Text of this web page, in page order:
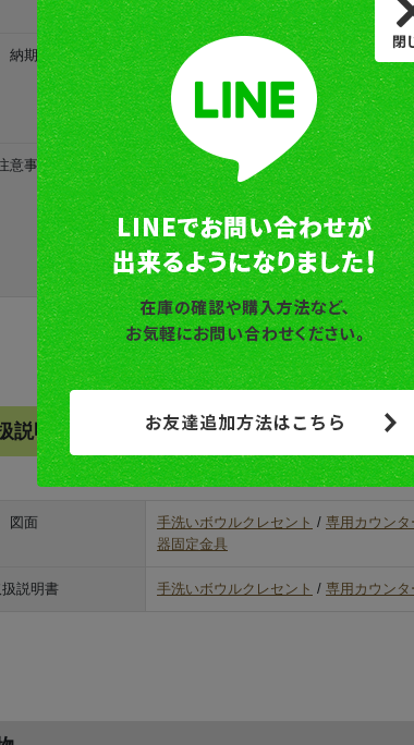
とがあります。
納期
・店内在庫があれば通常１～２営業日で
・売切、メーカー在庫の場合は入荷ま
さい。
・施工日まで置き場所が無い方には、
意事項
・ボウルの色は4種類の中からお選びく
・お使いのモニター設定、お部屋の照
・給排水部材は、壁給水壁排水用のもの
・カウンターには、縦豆栓を取り付け
・焼き物特有の色むら、1ミリほどのへ
す。これは製造工程上やむおえない現
説明書ダウンロード
図面 手洗いボウルクレセント / 専用カウンタ
器固定金具
説明書 手洗いボウルクレセント / 専用カウンタ